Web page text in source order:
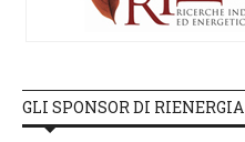
GLI SPONSOR DI RIENERGIA